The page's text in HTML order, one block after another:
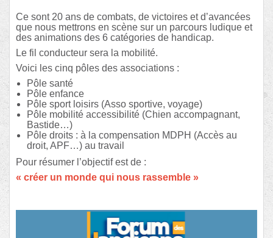
Ce sont 20 ans de combats, de victoires et d’avancées
que nous mettrons en scène sur un parcours ludique et
des animations des 6 catégories de handicap.
Le fil conducteur sera la mobilité.
Voici les cinq pôles des associations :
Pôle santé
Pôle enfance
Pôle sport loisirs (Asso sportive, voyage)
Pôle mobilité accessibilité (Chien accompagnant,
Bastide…)
Pôle droits : à la compensation MDPH (Accès au
droit, APF…) au travail
Pour résumer l’objectif est de :
« créer un monde qui nous rassemble »